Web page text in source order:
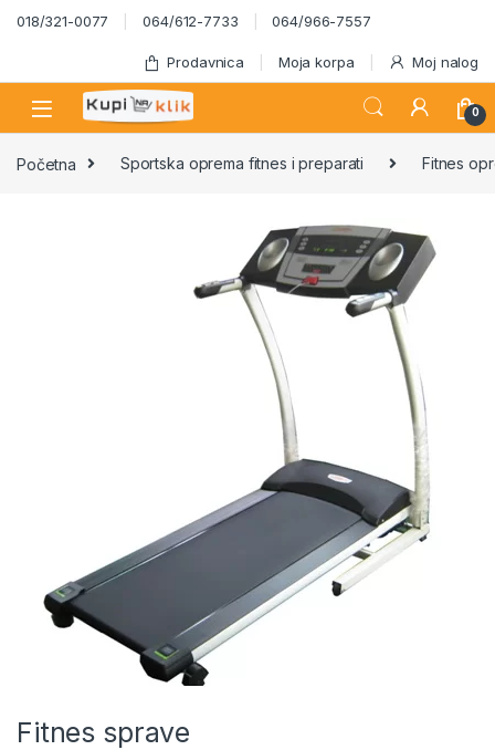
Skip to navigation
Skip to content
018/321-0077 064/612-7733 064/966-7557
Prodavnica Moja korpa Moj nalog
0
Početna Sportska oprema fitnes i preparati Fitnes
Fitnes sprave